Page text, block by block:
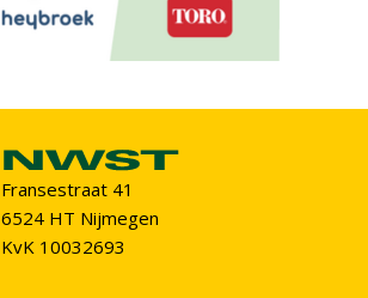
Fransestraat 41
6524 HT Nijmegen
KvK 10032693